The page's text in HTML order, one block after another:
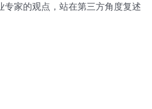
家的观点，站在第三方角度复述